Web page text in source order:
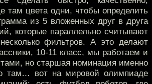
там цвета одни, чтобы определить
из 5 вложенных друг в друга
которые параллельно считывают
фильтров. А это делают
10-11 класс, мы работаем и
но старшая номинация именно
там… вот на мировой олимпиаде